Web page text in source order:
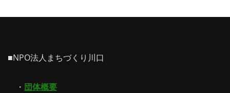
■NPO法人まちづくり川口
・ 団体概要